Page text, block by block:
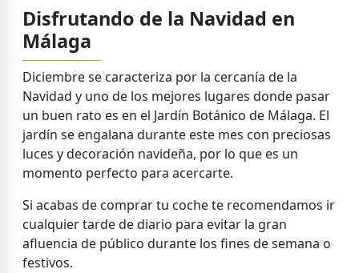
Disfrutando de la Navidad en
Málaga
Diciembre se caracteriza por la cercanía de la
Navidad y uno de los mejores lugares donde pasar
un buen rato es en el Jardín Botánico de Málaga. El
jardín se engalana durante este mes con preciosas
luces y decoración navideña, por lo que es un
momento perfecto para acercarte.
Si acabas de comprar tu coche te recomendamos ir
cualquier tarde de diario para evitar la gran
afluencia de público durante los fines de semana o
festivos.